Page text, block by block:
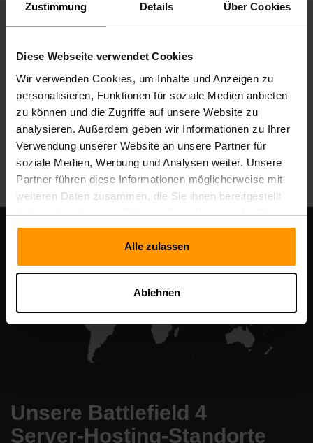
Zustimmung Details Über Cookies
Diese Webseite verwendet Cookies
Wir verwenden Cookies, um Inhalte und Anzeigen zu
personalisieren, Funktionen für soziale Medien anbieten
zu können und die Zugriffe auf unsere Website zu
analysieren. Außerdem geben wir Informationen zu Ihrer
Verwendung unserer Website an unsere Partner für
soziale Medien, Werbung und Analysen weiter. Unsere
Partner führen diese Informationen möglicherweise mit
weiteren Daten zusammen, die Sie ihnen bereitgestellt
haben oder die sie im Rahmen Ihrer Nutzung der Dienste
gesammelt haben.
Alle zulassen
Ablehnen
Valheim
Server-Hosting
All Games
Unsere Battlefield 4
Server-Hosting-Standorte